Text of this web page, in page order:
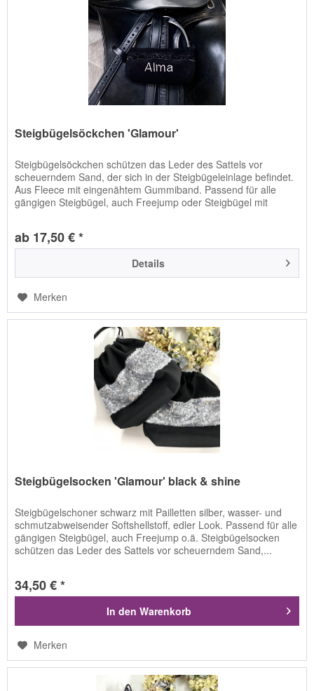
Steigbügelsöckchen 'Glamour'
Steigbügelsöckchen schützen das Leder des Sattels vor
scheuerndem Sand, der sich in der Steigbügeleinlage befindet.
Aus Fleece mit eingenähtem Gummiband. Passend für alle
gängigen Steigbügel, auch Freejump oder Steigbügel mit
ab 17,50 € *
Details
Merken
Steigbügelsocken 'Glamour' black & shine
Steigbügelschoner schwarz mit Pailletten silber, wasser- und
schmutzabweisender Softshellstoff, edler Look. Passend für alle
gängigen Steigbügel, auch Freejump o.ä. Steigbügelsocken
schützen das Leder des Sattels vor scheuerndem Sand,...
34,50 € *
In den Warenkorb
Merken